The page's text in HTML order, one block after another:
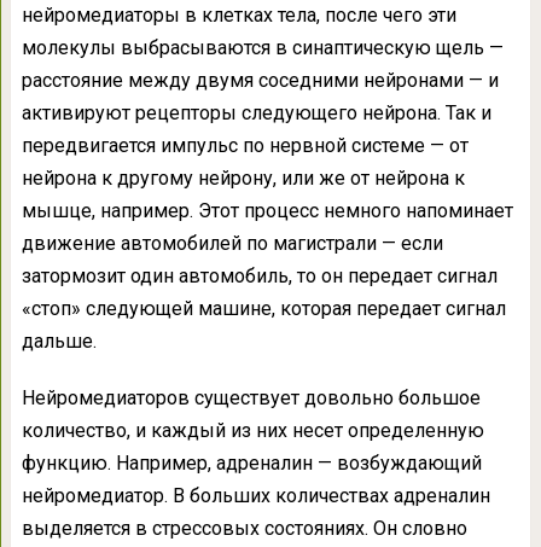
нейромедиаторы в клетках тела, после чего эти
молекулы выбрасываются в синаптическую щель —
расстояние между двумя соседними нейронами — и
активируют рецепторы следующего нейрона. Так и
передвигается импульс по нервной системе — от
нейрона к другому нейрону, или же от нейрона к
мышце, например. Этот процесс немного напоминает
движение автомобилей по магистрали — если
затормозит один автомобиль, то он передает сигнал
«стоп» следующей машине, которая передает сигнал
дальше.
Нейромедиаторов существует довольно большое
количество, и каждый из них несет определенную
функцию. Например, адреналин — возбуждающий
нейромедиатор. В больших количествах адреналин
выделяется в стрессовых состояниях. Он словно